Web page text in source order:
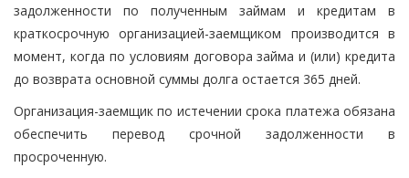
задолженности по полученным займам и кредитам в
краткосрочную организацией-заемщиком производится в
момент, когда по условиям договора займа и (или) кредита
до возврата основной суммы долга остается 365 дней.
Организация-заемщик по истечении срока платежа обязана
обеспечить перевод срочной задолженности в
просроченную.